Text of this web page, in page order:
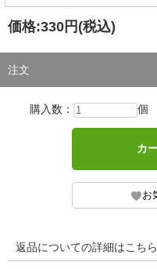
価格:330円 (税込)
注文
購入数： 個
返品についての詳細はこちら